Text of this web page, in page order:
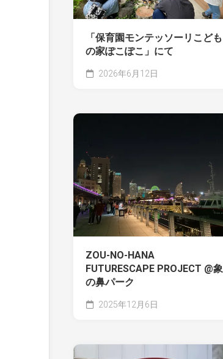
「保育園モンテッソーリこども
の家ぽこぽこ」にて
2026年6月12日
ZOU-NO-HANA
FUTURESCAPE PROJECT @象
の鼻パーク
2025年12月6日